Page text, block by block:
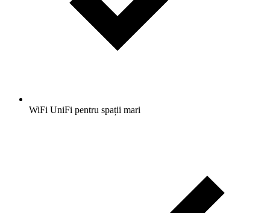
WiFi UniFi pentru spații mari